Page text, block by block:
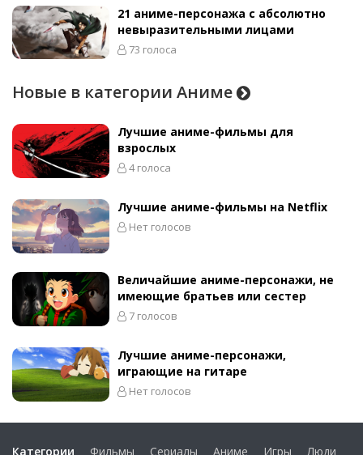
21 аниме-персонажа с абсолютно
невыразительными лицами
73 голоса
Новые в категории Аниме
Лучшие аниме-фильмы для
взрослых
4 голоса
Лучшие аниме-фильмы на Netflix
Нет голосов
Величайшие аниме-персонажи, не
имеющие братьев или сестер
7 голосов
Лучшие аниме-персонажи,
играющие на гитаре
Нет голосов
Категории Фильмы Сериалы Аниме Игры Люди